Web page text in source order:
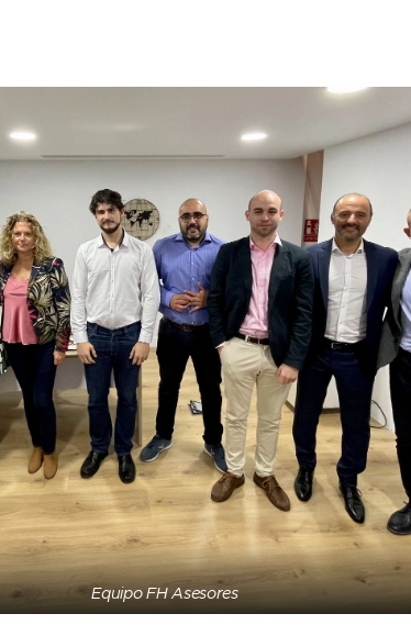
Equipo FH Asesores